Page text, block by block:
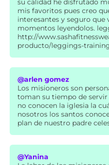
su calidad he disfrutado
mis favoritos pues creo
interesantes y seguro que
momentos leyendolos.
http://
producto/leggings-
@arlen gomez
Los misioneros son
toman su tiempo de servir
no conocen la iglesia la
nosotros los santos
plan de nuestro padre
@Yanina